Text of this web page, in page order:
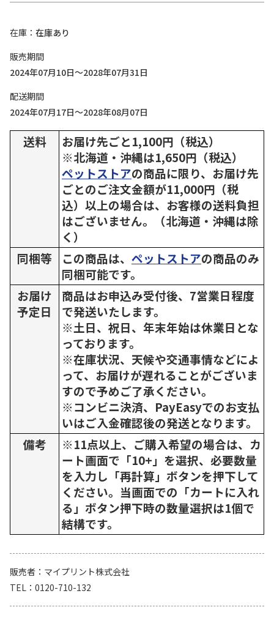
在庫
在庫あり
販売期間
2024年07月10日～2028年07月31日
配送期間
2024年07月17日～2028年08月07日
送料
お届け先ごと1,100円（税込）
※北海道・沖縄は1,650円（税込）
ペットストアの商品に限り、お届け先
ごとのご注文金額が11,000円（税
込）以上の場合は、お客様の送料負担
はございません。（北海道・沖縄は除
く）
同梱等
この商品は、 ペットストアの商品のみ
同梱可能です。
お届け
予定日
商品はお申込み受付後、7営業日程度
で発送いたします。
※土日、祝日、年末年始は休業日とな
っております。
※在庫状況、天候や交通事情などによ
って、お届けが遅れることがございま
すので予めご了承ください。
※コンビニ決済、PayEasyでのお支払
いはご入金確認後の発送となります。
備考
※11点以上、ご購入希望の場合は、カ
ート画面で「10+」を選択、必要数量
を入力し「再計算」ボタンを押下して
ください。当画面での「カートに入れ
る」ボタン押下時の数量選択は1個で
結構です。
販売者
マイプリント株式会社
TEL
0120-710-132